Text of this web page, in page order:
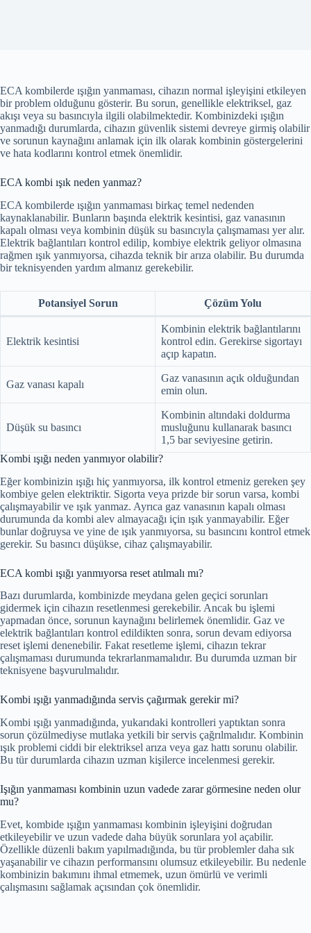
ECA kombilerde ışığın yanmaması, cihazın normal işleyişini etkileyen
bir problem olduğunu gösterir. Bu sorun, genellikle elektriksel, gaz
akışı veya su basıncıyla ilgili olabilmektedir. Kombinizdeki ışığın
yanmadığı durumlarda, cihazın güvenlik sistemi devreye girmiş olabilir
ve sorunun kaynağını anlamak için ilk olarak kombinin göstergelerini
ve hata kodlarını kontrol etmek önemlidir.
ECA kombi ışık neden yanmaz?
ECA kombilerde ışığın yanmaması birkaç temel nedenden
kaynaklanabilir. Bunların başında elektrik kesintisi, gaz vanasının
kapalı olması veya kombinin düşük su basıncıyla çalışmaması yer alır.
Elektrik bağlantıları kontrol edilip, kombiye elektrik geliyor olmasına
rağmen ışık yanmıyorsa, cihazda teknik bir arıza olabilir. Bu durumda
bir teknisyenden yardım almanız gerekebilir.
Potansiyel Sorun Çözüm Yolu
Elektrik kesintisi
Kombinin elektrik bağlantılarını
kontrol edin. Gerekirse sigortayı
açıp kapatın.
Gaz vanası kapalı
Gaz vanasının açık olduğundan
emin olun.
Düşük su basıncı
Kombinin altındaki doldurma
musluğunu kullanarak basıncı
1,5 bar seviyesine getirin.
Kombi ışığı neden yanmıyor olabilir?
Eğer kombinizin ışığı hiç yanmıyorsa, ilk kontrol etmeniz gereken şey
kombiye gelen elektriktir. Sigorta veya prizde bir sorun varsa, kombi
çalışmayabilir ve ışık yanmaz. Ayrıca gaz vanasının kapalı olması
durumunda da kombi alev almayacağı için ışık yanmayabilir. Eğer
bunlar doğruysa ve yine de ışık yanmıyorsa, su basıncını kontrol etmek
gerekir. Su basıncı düşükse, cihaz çalışmayabilir.
ECA kombi ışığı yanmıyorsa reset atılmalı mı?
Bazı durumlarda, kombinizde meydana gelen geçici sorunları
gidermek için cihazın resetlenmesi gerekebilir. Ancak bu işlemi
yapmadan önce, sorunun kaynağını belirlemek önemlidir. Gaz ve
elektrik bağlantıları kontrol edildikten sonra, sorun devam ediyorsa
reset işlemi denenebilir. Fakat resetleme işlemi, cihazın tekrar
çalışmaması durumunda tekrarlanmamalıdır. Bu durumda uzman bir
teknisyene başvurulmalıdır.
Kombi ışığı yanmadığında servis çağırmak gerekir mi?
Kombi ışığı yanmadığında, yukarıdaki kontrolleri yaptıktan sonra
sorun çözülmediyse mutlaka yetkili bir servis çağrılmalıdır. Kombinin
ışık problemi ciddi bir elektriksel arıza veya gaz hattı sorunu olabilir.
Bu tür durumlarda cihazın uzman kişilerce incelenmesi gerekir.
Işığın yanmaması kombinin uzun vadede zarar görmesine neden olur
mu?
Evet, kombide ışığın yanmaması kombinin işleyişini doğrudan
etkileyebilir ve uzun vadede daha büyük sorunlara yol açabilir.
Özellikle düzenli bakım yapılmadığında, bu tür problemler daha sık
yaşanabilir ve cihazın performansını olumsuz etkileyebilir. Bu nedenle
kombinizin bakımını ihmal etmemek, uzun ömürlü ve verimli
çalışmasını sağlamak açısından çok önemlidir.